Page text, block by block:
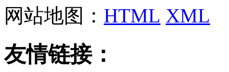
网站地图： HTML XML
友情链接：